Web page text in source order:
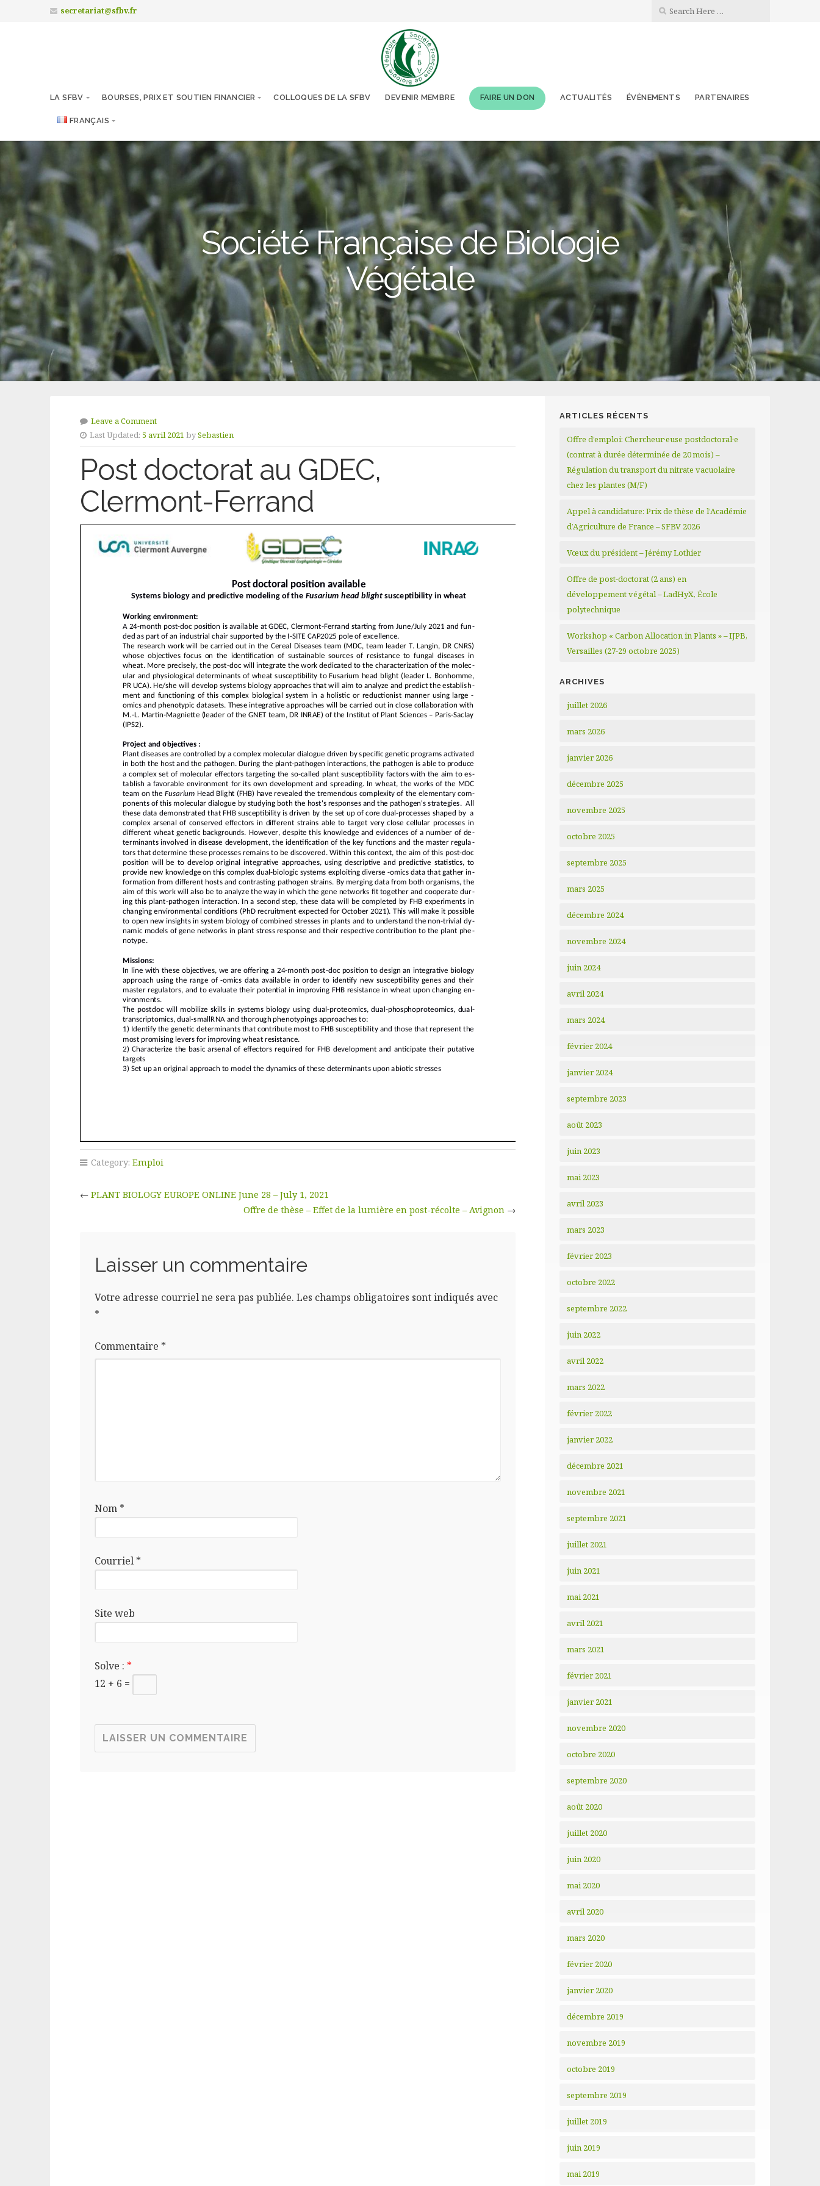
secretariat@sfbv.fr
LA SFBV BOURSES, PRIX ET SOUTIEN FINANCIER COLLOQUES DE LA SFBV DEVENIR MEMBRE FAIRE UN DON ACTUALITÉS ÉVÈNEMENTS PARTENAIRES
FRANÇAIS
Société Française de Biologie
Végétale
Leave a Comment
Last Updated: 5 avril 2021 bySebastien
Post doctorat au GDEC,
Clermont-Ferrand
Category: Emploi
← PLANT BIOLOGY EUROPE ONLINE June 28 – July 1, 2021
Offre de thèse – Effet de la lumière en post-récolte – Avignon→
Laisser un commentaire
Votre adresse courriel ne sera pas publiée. Les champs obligatoires sont indiqués avec
*
Commentaire *
Nom *
Courriel *
Site web
Solve : *
12 + 6 =
ARTICLES RÉCENTS
Offre d’emploi: Chercheur·euse postdoctoral·e
(contrat à durée déterminée de 20 mois) –
Régulation du transport du nitrate vacuolaire
chez les plantes (M/F)
Appel à candidature: Prix de thèse de l’Académie
d’Agriculture de France – SFBV 2026
Vœux du président – Jérémy Lothier
Offre de post-doctorat (2 ans) en
développement végétal – LadHyX, École
polytechnique
Workshop « Carbon Allocation in Plants » – IJPB,
Versailles (27-29 octobre 2025)
ARCHIVES
juillet 2026
mars 2026
janvier 2026
décembre 2025
novembre 2025
octobre 2025
septembre 2025
mars 2025
décembre 2024
novembre 2024
juin 2024
avril 2024
mars 2024
février 2024
janvier 2024
septembre 2023
août 2023
juin 2023
mai 2023
avril 2023
mars 2023
février 2023
octobre 2022
septembre 2022
juin 2022
avril 2022
mars 2022
février 2022
janvier 2022
décembre 2021
novembre 2021
septembre 2021
juillet 2021
juin 2021
mai 2021
avril 2021
mars 2021
février 2021
janvier 2021
novembre 2020
octobre 2020
septembre 2020
août 2020
juillet 2020
juin 2020
mai 2020
avril 2020
mars 2020
février 2020
janvier 2020
décembre 2019
novembre 2019
octobre 2019
septembre 2019
juillet 2019
juin 2019
mai 2019